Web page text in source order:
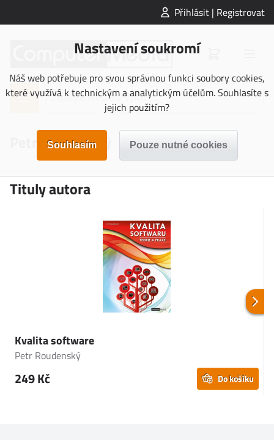
Přihlásit | Registrovat
Nastavení soukromí
Náš web potřebuje pro svou správnou funkci soubory cookies,
které využívá k technickým a analytickým účelům. Souhlasíte s
jejich použitím?
Petr Roudenský
Tituly autora
Kvalita software
Petr Roudenský
249 Kč Do košíku